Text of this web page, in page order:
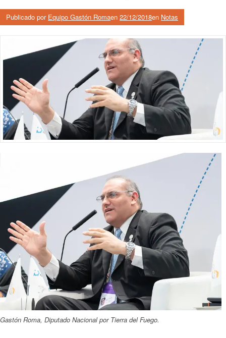
Publicado por Equipo Gastón Romaen 22/12/2018en Notas
Gastón Roma, Diputado Nacional por Tierra del Fuego.